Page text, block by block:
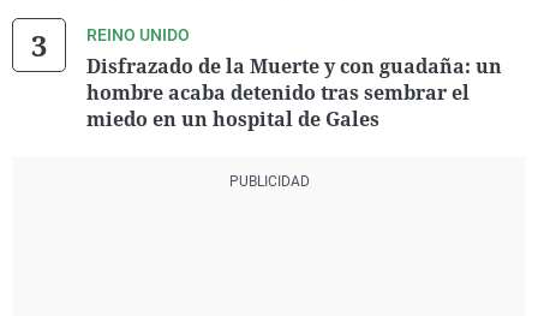
REINO UNIDO
Disfrazado de la Muerte y con guadaña: un
hombre acaba detenido tras sembrar el
miedo en un hospital de Gales